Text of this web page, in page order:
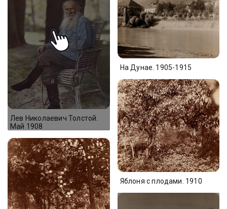
Лев Николаевич Толстой.
Май 1908
На Дунае. 1905-1915
Яблоня с плодами. 1910